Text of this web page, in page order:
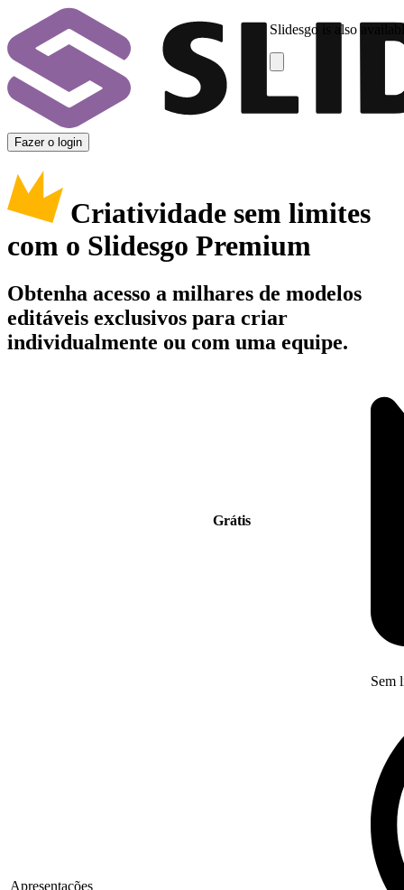
Slidesgo is also
Fazer o login
Criatividade sem limites
com o Slidesgo Premium
Obtenha acesso a milhares de modelos
editáveis exclusivos para criar
individualmente ou com uma equipe.
Grátis
Apresentações
Sem